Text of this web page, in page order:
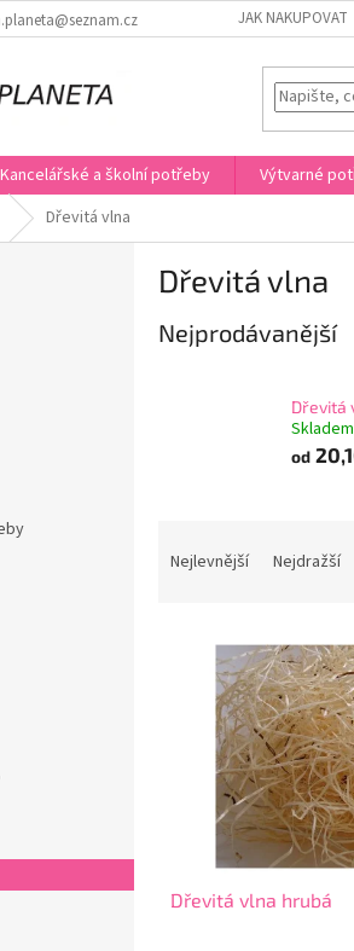
JAK NAKUPOVAT
Kancelářské a školní potřeby Výtvarné
Dřevitá vlna
Dřevitá vlna
Nejprodávanější
Dřevitá
Skladem
od
Nejlevnější Nejdražší
Dřevitá vlna hrubá